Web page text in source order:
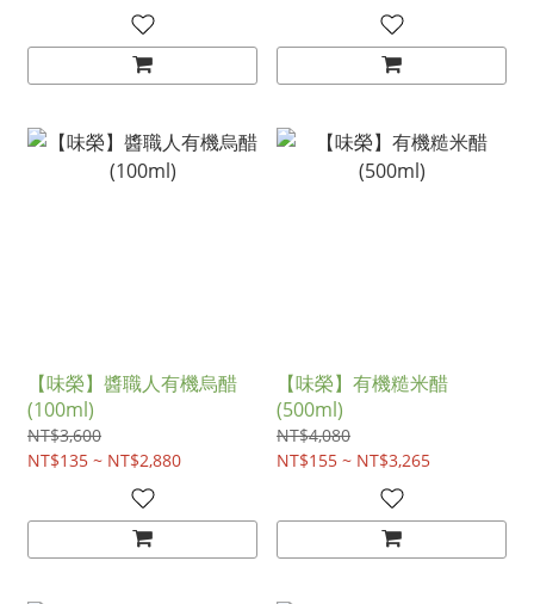
【味榮】醬職人有機烏醋
(100ml)
NT$3,600
NT$135 ~ NT$2,880
【味榮】有機糙米醋
(500ml)
NT$4,080
NT$155 ~ NT$3,265